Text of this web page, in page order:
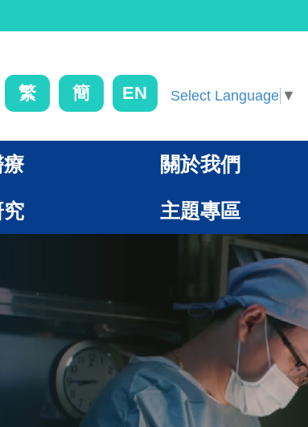
繁 簡 EN Select Language ▼
關於我們
主題專區